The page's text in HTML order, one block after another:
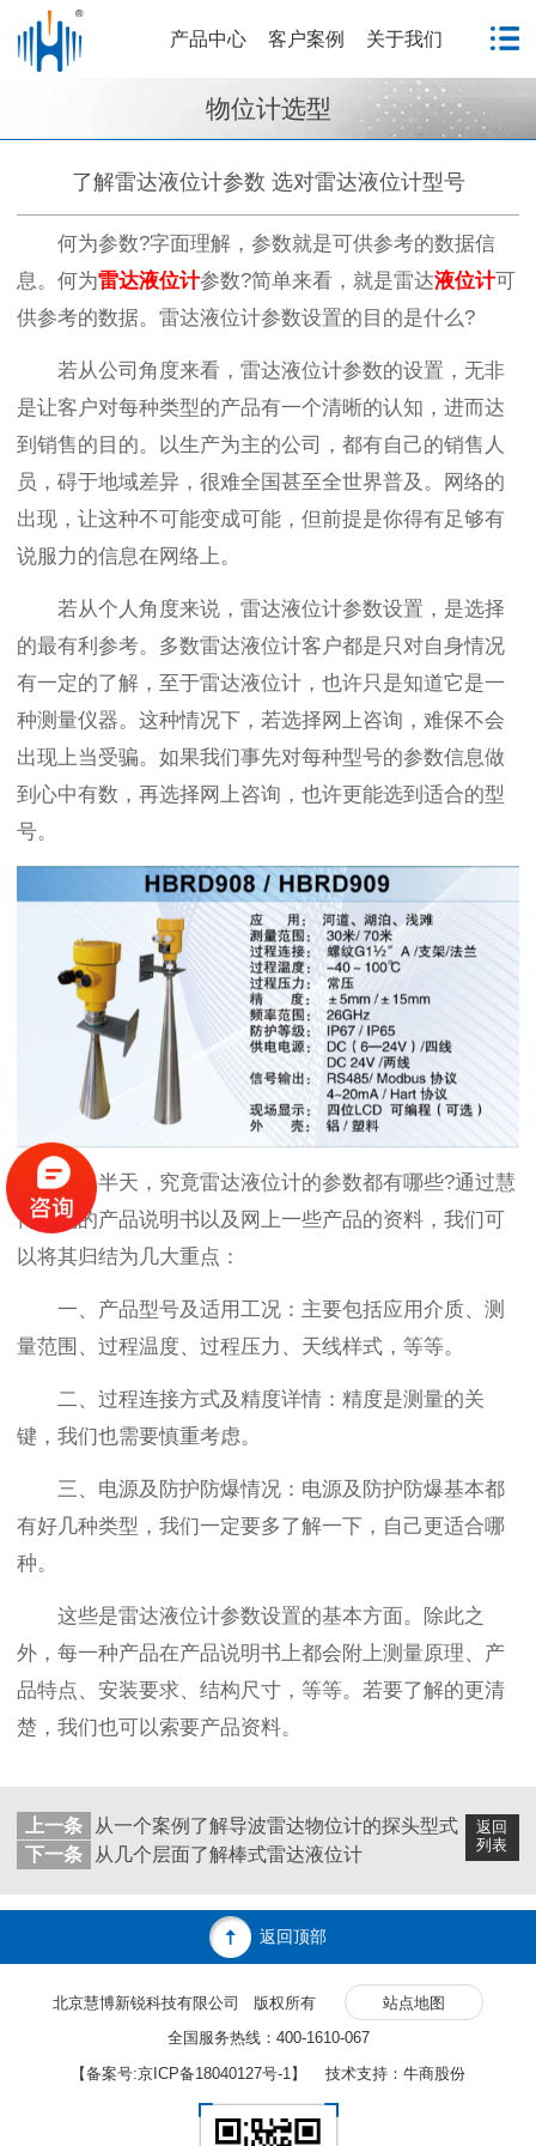
产品中心 客户案例 关于我们
物位计选型
了解雷达液位计参数 选对雷达液位计型号
何为参数?字面理解，参数就是可供参考的数据信
息。何为雷达液位计参数?简单来看，就是雷达液位计可
供参考的数据。雷达液位计参数设置的目的是什么?
若从公司角度来看，雷达液位计参数的设置，无非
是让客户对每种类型的产品有一个清晰的认知，进而达
到销售的目的。以生产为主的公司，都有自己的销售人
员，碍于地域差异，很难全国甚至全世界普及。网络的
出现，让这种不可能变成可能，但前提是你得有足够有
说服力的信息在网络上。
若从个人角度来说，雷达液位计参数设置，是选择
的最有利参考。多数雷达液位计客户都是只对自身情况
有一定的了解，至于雷达液位计，也许只是知道它是一
种测量仪器。这种情况下，若选择网上咨询，难保不会
出现上当受骗。如果我们事先对每种型号的参数信息做
到心中有数，再选择网上咨询，也许更能选到适合的型
号。
说了半天，究竟雷达液位计的参数都有哪些?通过慧
博新锐的产品说明书以及网上一些产品的资料，我们可
以将其归结为几大重点：
一、产品型号及适用工况：主要包括应用介质、测
量范围、过程温度、过程压力、天线样式，等等。
二、过程连接方式及精度详情：精度是测量的关
键，我们也需要慎重考虑。
三、电源及防护防爆情况：电源及防护防爆基本都
有好几种类型，我们一定要多了解一下，自己更适合哪
种。
这些是雷达液位计参数设置的基本方面。除此之
外，每一种产品在产品说明书上都会附上测量原理、产
品特点、安装要求、结构尺寸，等等。若要了解的更清
楚，我们也可以索要产品资料。
返回
列表
上一条
从一个案例了解导波雷达物位计的探头型式
下一条
从几个层面了解棒式雷达液位计
返回顶部
北京慧博新锐科技有限公司 版权所有
站点地图
全国服务热线：400-1610-067
【备案号:京ICP备18040127号-1 】 技术支持：牛商股份